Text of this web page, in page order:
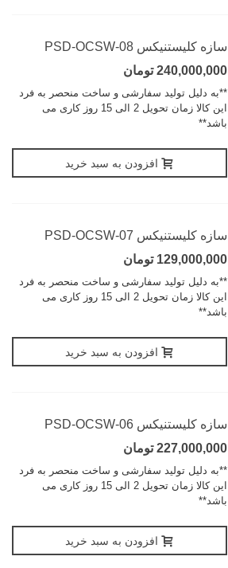
سازه کلیستنیکس PSD-OCSW-08
240,000,000 تومان
**به دلیل تولید سفارشی و ساخت منحصر به فرد
این کالا زمان تحویل 2 الی 15 روز کاری می
باشد**
افزودن به سبد خرید
سازه کلیستنیکس PSD-OCSW-07
129,000,000 تومان
**به دلیل تولید سفارشی و ساخت منحصر به فرد
این کالا زمان تحویل 2 الی 15 روز کاری می
باشد**
افزودن به سبد خرید
سازه کلیستنیکس PSD-OCSW-06
227,000,000 تومان
**به دلیل تولید سفارشی و ساخت منحصر به فرد
این کالا زمان تحویل 2 الی 15 روز کاری می
باشد**
افزودن به سبد خرید